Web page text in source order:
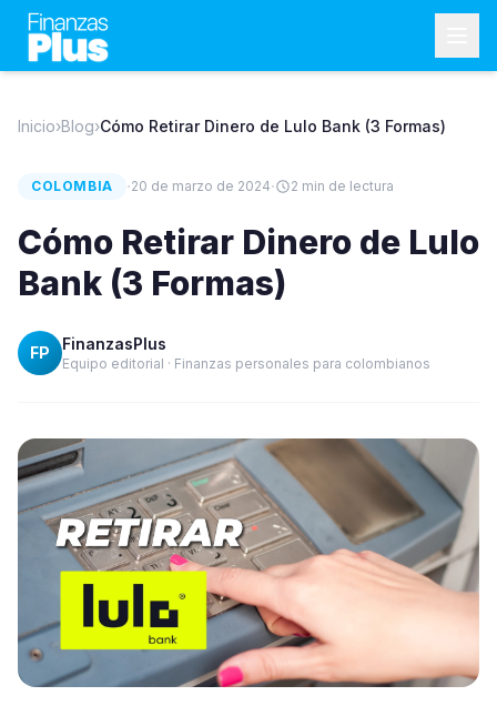
Inicio›Blog›Cómo Retirar Dinero de Lulo Bank (3 Formas)
COLOMBIA ·20 de marzo de 2024· 2 min de lectura
Cómo Retirar Dinero de Lulo
Bank (3 Formas)
FP FinanzasPlus
Equipo editorial · Finanzas personales para colombianos